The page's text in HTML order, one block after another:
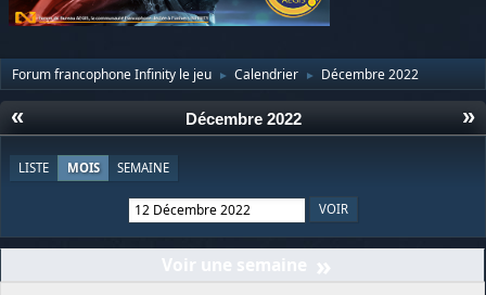
Forum francophone Infinity le jeu ► Calendrier ► Décembre 2022
« »
Décembre 2022
LISTE MOIS SEMAINE
»